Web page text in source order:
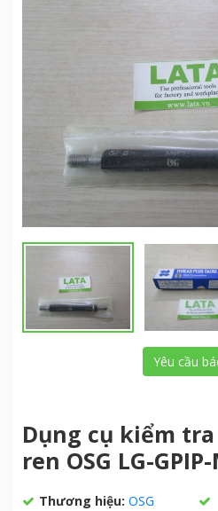
Yêu cầu
Dụng cụ kiểm
ren OSG LG-
Thương hiệu: OSG